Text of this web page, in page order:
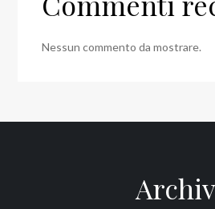
Nessun commento da mostrare.